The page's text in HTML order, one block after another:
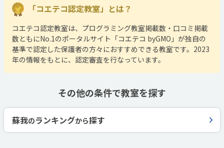
「コエテコ認定教室」とは？
コエテコ認定教室は、プログラミング教室掲載数・口コミ掲載
数ともにNo.1のポータルサイト「コエテコ byGMO」が独自の
基準で認定した保護者の方々におすすめできる教室です。2023
年の情報をもとに、認定審査を行なっています。
その他の条件で教室を探す
蘇我のランキングから探す